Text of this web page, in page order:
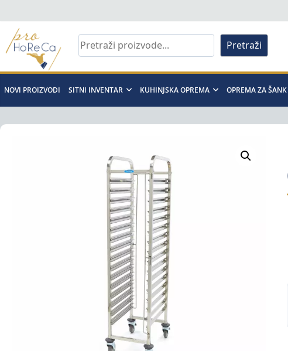
to
content
Pro
Horeca
d.o.o
Pretraži
NOVI PROIZVODI SITNI INVENTAR KUHINJSKA OPREMA OPREMA ZA ŠANK